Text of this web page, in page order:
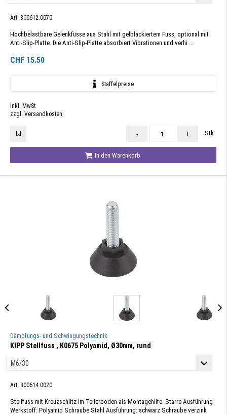
Art. 800612.0070
Hochbelastbare Gelenkfüsse aus Stahl mit gelblackiertem Fuss, optional mit
Anti-Slip-Platte. Die Anti-Slip-Platte absorbiert Vibrationen und verhi ...
CHF 15.50
Staffelpreise
inkl. MwSt
zzgl. Versandkosten
- + Stk
In den Warenkorb
Dämpfungs- und Schwingungstechnik
KIPP Stellfuss , K0675 Polyamid, Ø30mm, rund
Art. 800614.0020
Stellfuss mit Kreuzschlitz im Tellerboden als Montagehilfe. Starre Ausführung
Werkstoff: Polyamid Schraube Stahl Ausführung: schwarz Schraube verzink